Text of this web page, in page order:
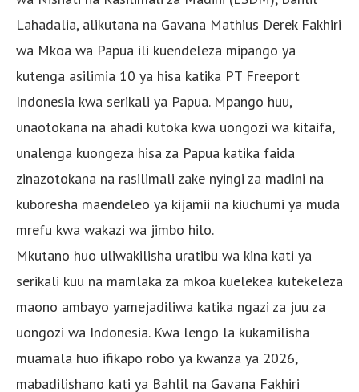
Lahadalia, alikutana na Gavana Mathius Derek Fakhiri
wa Mkoa wa Papua ili kuendeleza mipango ya
kutenga asilimia 10 ya hisa katika PT Freeport
Indonesia kwa serikali ya Papua. Mpango huu,
unaotokana na ahadi kutoka kwa uongozi wa kitaifa,
unalenga kuongeza hisa za Papua katika faida
zinazotokana na rasilimali zake nyingi za madini na
kuboresha maendeleo ya kijamii na kiuchumi ya muda
mrefu kwa wakazi wa jimbo hilo.
Mkutano huo uliwakilisha uratibu wa kina kati ya
serikali kuu na mamlaka za mkoa kuelekea kutekeleza
maono ambayo yamejadiliwa katika ngazi za juu za
uongozi wa Indonesia. Kwa lengo la kukamilisha
muamala huo ifikapo robo ya kwanza ya 2026,
mabadilishano kati ya Bahlil na Gavana Fakhiri